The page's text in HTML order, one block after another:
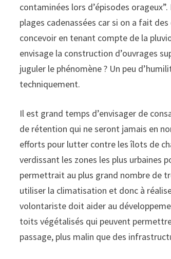
contaminées lors d’épisodes
plages cadenassées car si on a fait
concevoir en tenant compte de la
envisage la construction d’ouvrages
juguler le phénomène ? Un peu
techniquement.
Il est grand temps d’envisager de
de rétention qui ne seront jamais en
efforts pour lutter contre les îlots de
verdissant les zones les plus
permettrait au plus grand nombre de
utiliser la climatisation et donc à
volontariste doit aider au
toits végétalisés qui peuvent
passage, plus malin que des